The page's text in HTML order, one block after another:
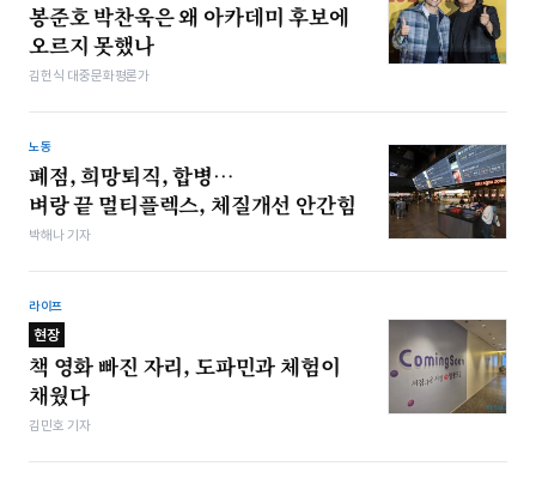
봉준호 박찬욱은 왜 아카데미 후보에
오르지 못했나
김헌식 대중문화평론가
노동
폐점, 희망퇴직, 합병…
벼랑 끝 멀티플렉스, 체질개선 안간힘
박해나 기자
라이프
현장
책 영화 빠진 자리, 도파민과 체험이
채웠다
김민호 기자